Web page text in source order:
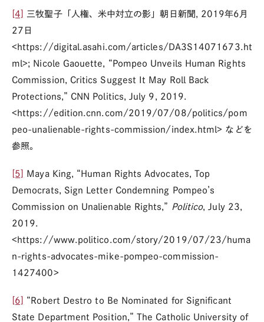
[4]
三牧聖子「人権、米中対立の影」朝日新聞, 2019年6月
27日
<https://digital.asahi.com/articles/DA3S14071673.ht
ml>; Nicole Gaouette, “Pompeo Unveils Human Rights
Commission, Critics Suggest It May Roll Back
Protections,” CNN Politics, July 9, 2019.
<https://edition.cnn.com/2019/07/08/politics/pom
peo-unalienable-rights-commission/index.html> などを
参照。
[5]
Maya King, “Human Rights Advocates, Top
Democrats, Sign Letter Condemning Pompeo’s
Commission on Unalienable Rights,” Politico, July 23,
2019.
<https://www.politico.com/story/2019/07/23/huma
n-rights-advocates-mike-pompeo-commission-
1427400>
[6]
“Robert Destro to Be Nominated for Significant
State Department Position,” The Catholic University of